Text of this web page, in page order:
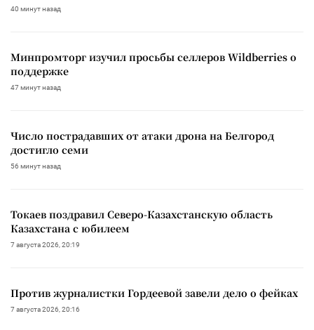
40 минут назад
Минпромторг изучил просьбы селлеров Wildberries о
поддержке
47 минут назад
Число пострадавших от атаки дрона на Белгород
достигло семи
56 минут назад
Токаев поздравил Северо-Казахстанскую область
Казахстана с юбилеем
7 августа 2026, 20:19
Против журналистки Гордеевой завели дело о фейках
7 августа 2026, 20:16